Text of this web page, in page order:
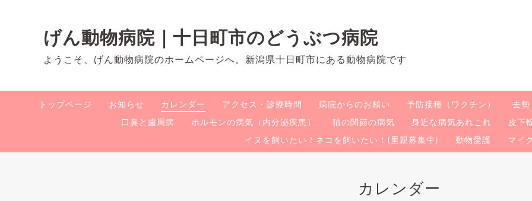
げん動物病院｜十日町市のどうぶつ病院
ようこそ、げん動物病院のホームページへ。新潟県十日町市にある動物病院です
トップページ お知らせ カレンダー アクセス・診療時間 病院からのお願い 予防接種（ワクチン） 去勢
口臭と歯周病
ホルモンの病気（内分泌疾患） 猫の関節の病気 身近な病気あれこれ 皮下
イヌを飼いたい！ネコを飼いたい！(里親募集中)
動物愛護 マイ
カレンダー